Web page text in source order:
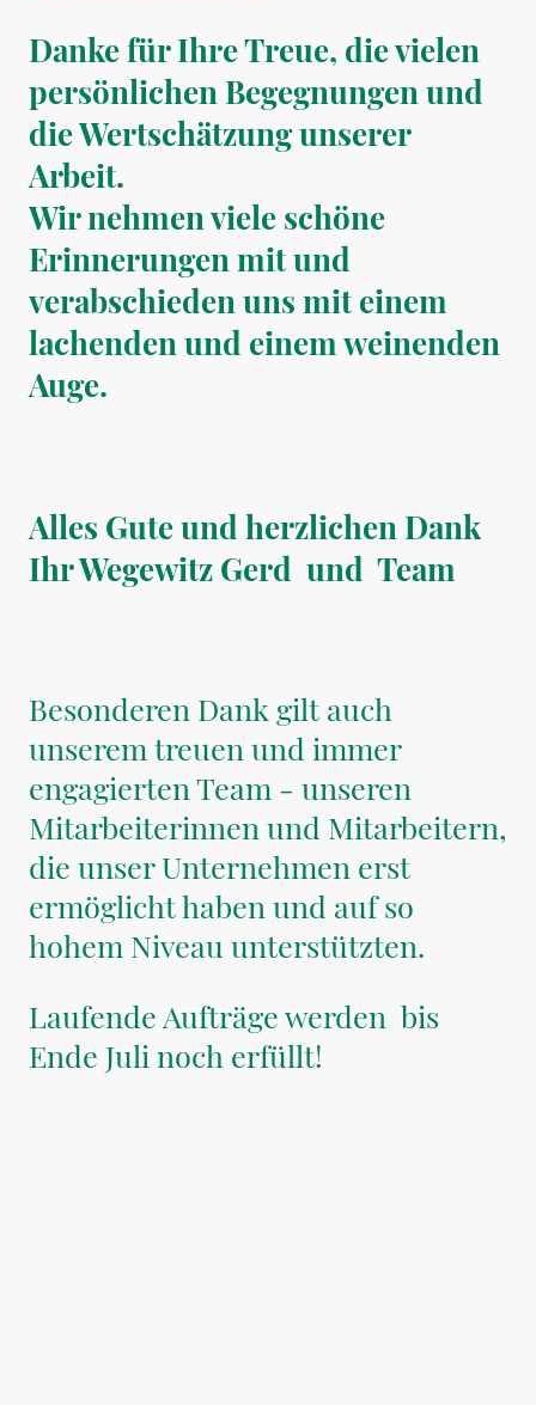
Danke für Ihre Treue, die vielen
persönlichen Begegnungen und
die Wertschätzung unserer
Arbeit.
Wir nehmen viele schöne
Erinnerungen mit und
verabschieden uns mit einem
lachenden und einem weinenden
Auge.
Alles Gute und herzlichen Dank
Ihr Wegewitz Gerd und Team
Besonderen Dank gilt auch
unserem treuen und immer
engagierten Team - unseren
Mitarbeiterinnen und Mitarbeitern,
die unser Unternehmen erst
ermöglicht haben und auf so
hohem Niveau unterstützten.
Laufende Aufträge werden bis
Ende Juli noch erfüllt!